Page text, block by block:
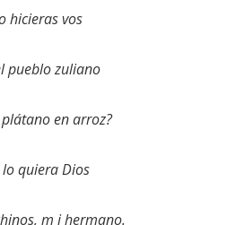
hicieras vos
pueblo zuliano
en arroz?
lo quiera Dios
m i hermano.